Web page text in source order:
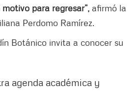
para regresar”, afirmó la
Perdomo Ramírez.
Botánico invita a conocer su
agenda académica y